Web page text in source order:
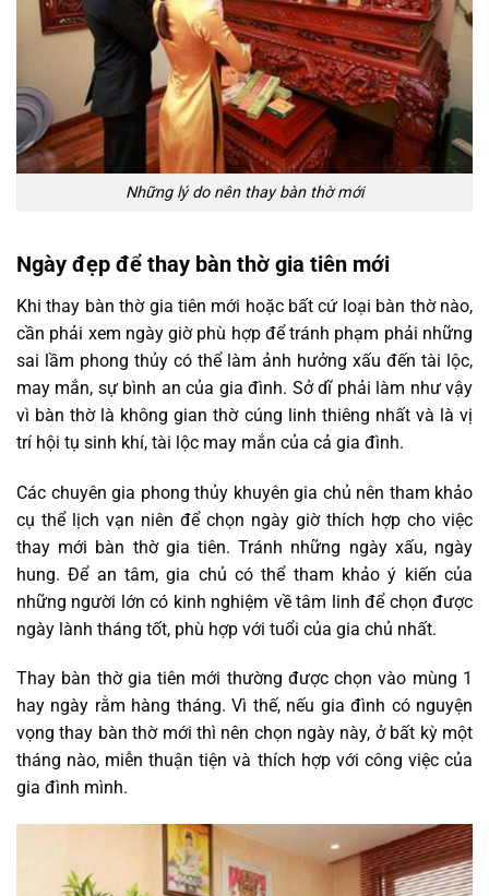
Những lý do nên thay bàn thờ mới
Ngày đẹp để thay bàn thờ gia tiên mới
Khi thay bàn thờ gia tiên mới hoặc bất cứ loại bàn thờ nào,
cần phải xem ngày giờ phù hợp để tránh phạm phải những
sai lầm phong thủy có thể làm ảnh hưởng xấu đến tài lộc,
may mắn, sự bình an của gia đình. Sở dĩ phải làm như vậy
vì bàn thờ là không gian thờ cúng linh thiêng nhất và là vị
trí hội tụ sinh khí, tài lộc may mắn của cả gia đình.
Các chuyên gia phong thủy khuyên gia chủ nên tham khảo
cụ thể lịch vạn niên để chọn ngày giờ thích hợp cho việc
thay mới bàn thờ gia tiên. Tránh những ngày xấu, ngày
hung. Để an tâm, gia chủ có thể tham khảo ý kiến ​​của
những người lớn có kinh nghiệm về tâm linh để chọn được
ngày lành tháng tốt, phù hợp với tuổi của gia chủ nhất.
Thay bàn thờ gia tiên mới thường được chọn vào mùng 1
hay ngày rằm hàng tháng. Vì thế, nếu gia đình có nguyện
vọng thay bàn thờ mới thì nên chọn ngày này, ở bất kỳ một
tháng nào, miễn thuận tiện và thích hợp với công việc của
gia đình mình.